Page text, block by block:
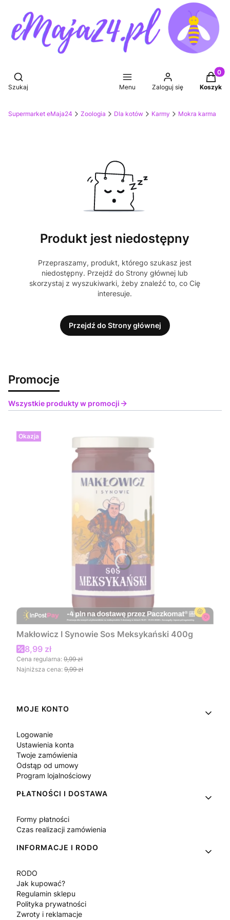
Otwórz wyszukiwarkę
Szukaj Menu Zaloguj się Koszyk
Supermarket eMaja24 Zoologia Dla kotów Karmy Mokra karma
Produkt jest niedostępny
Przepraszamy, produkt, którego szukasz jest
niedostępny. Przejdź do Strony głównej lub
skorzystaj z wyszukiwarki, żeby znaleźć to, co Cię
interesuje.
Przejdź do Strony głównej
Promocje
Wszystkie produkty w promocji
Okazja
Makłowicz I Synowie Sos Meksykański 400g
Cena promocyjna
8,99 zł
Cena regularna: 9,99 zł
Najniższa cena: 9,99 zł
Linki w stopce
MOJE KONTO
Logowanie
Ustawienia konta
Twoje zamówienia
Odstąp od umowy
Program lojalnościowy
PŁATNOŚCI I DOSTAWA
Formy płatności
Czas realizacji zamówienia
INFORMACJE I RODO
RODO
Jak kupować?
Regulamin sklepu
Polityka prywatności
Zwroty i reklamacje